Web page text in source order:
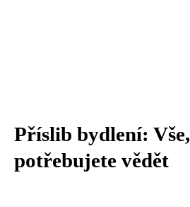
Příslib bydlení:
potřebujete vědět